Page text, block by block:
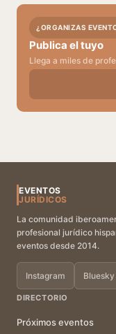
¿ORGANIZAS
Publica el tuyo
Llega a miles de
EVENTOS
JURÍDICOS
La comunidad
profesional jurídico
eventos desde 2014.
Instagram Bluesky
DIRECTORIO
Próximos eventos